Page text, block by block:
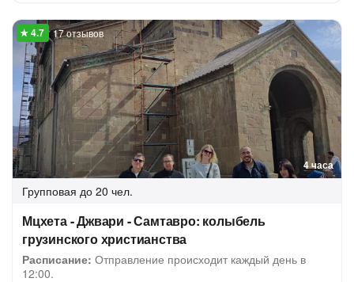
4 часа
17 отзывов
Групповая до 20 чел.
Мцхета - Джвари - Самтавро: колыбель
грузинского христианства
Расписание: Отправление происходит каждый день в
12:00.